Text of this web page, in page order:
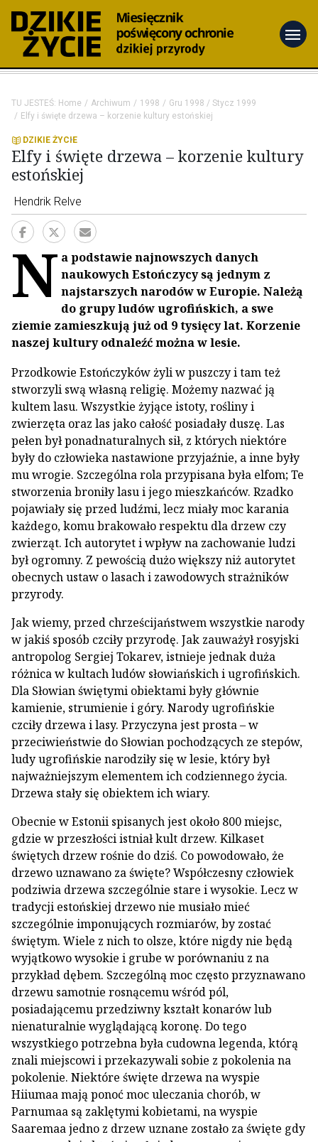
menu
TU JESTEŚ: Home Archiwum 1998
Gru 1998 / Stycz 1999
Elfy i święte drzewa – korzenie kultury estońskiej
DZIKIE ŻYCIE
Elfy i święte drzewa – korzenie kultury
estońskiej
Hendrik Relve
N a podstawie najnowszych danych
naukowych Estończycy są jednym z
najstarszych narodów w Europie. Należą
do grupy ludów ugrofińskich, a swe
ziemie zamieszkują już od 9 tysięcy lat. Korzenie
naszej kultury odnaleźć można w lesie.
Przodkowie Estończyków żyli w puszczy i tam też
stworzyli swą własną religię. Możemy nazwać ją
kultem lasu. Wszystkie żyjące istoty, rośliny i
zwierzęta oraz las jako całość posiadały duszę. Las
pełen był ponadnaturalnych sił, z których niektóre
były do człowieka nastawione przyjaźnie, a inne były
mu wrogie. Szczególna rola przypisana była elfom; Te
stworzenia broniły lasu i jego mieszkańców. Rzadko
pojawiały się przed ludźmi, lecz miały moc karania
każdego, komu brakowało respektu dla drzew czy
zwierząt. Ich autorytet i wpływ na zachowanie ludzi
był ogromny. Z pewością dużo większy niż autorytet
obecnych ustaw o lasach i zawodowych strażników
przyrody.
Jak wiemy, przed chrześcijaństwem wszystkie narody
w jakiś sposób czciły przyrodę. Jak zauważył rosyjski
antropolog Sergiej Tokarev, istnieje jednak duża
różnica w kultach ludów słowiańskich i ugrofińskich.
Dla Słowian świętymi obiektami były głównie
kamienie, strumienie i góry. Narody ugrofińskie
czciły drzewa i lasy. Przyczyna jest prosta – w
przeciwieństwie do Słowian pochodzących ze stepów,
ludy ugrofińskie narodziły się w lesie, który był
najważniejszym elementem ich codziennego życia.
Drzewa stały się obiektem ich wiary.
Obecnie w Estonii spisanych jest około 800 miejsc,
gdzie w przeszłości istniał kult drzew. Kilkaset
świętych drzew rośnie do dziś. Co powodowało, że
drzewo uznawano za święte? Współczesny człowiek
podziwia drzewa szczególnie stare i wysokie. Lecz w
tradycji estońskiej drzewo nie musiało mieć
szczególnie imponujących rozmiarów, by zostać
świętym. Wiele z nich to olsze, które nigdy nie będą
wyjątkowo wysokie i grube w porównaniu z na
przykład dębem. Szczególną moc często przyznawano
drzewu samotnie rosnącemu wśród pól,
posiadającemu przedziwny kształt konarów lub
nienaturalnie wyglądającą koronę. Do tego
wszystkiego potrzebna była cudowna legenda, którą
znali miejscowi i przekazywali sobie z pokolenia na
pokolenie. Niektóre święte drzewa na wyspie
Hiiumaa mają ponoć moc uleczania chorób, w
Parnumaa są zaklętymi kobietami, na wyspie
Saaremaa jedno z drzew uznane zostało za święte gdy